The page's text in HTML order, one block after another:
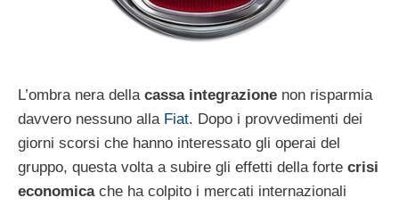
L’ombra nera della cassa integrazione non risparmia
davvero nessuno alla Fiat. Dopo i provvedimenti dei
giorni scorsi che hanno interessato gli operai del
gruppo, questa volta a subire gli effetti della forte crisi
economica che ha colpito i mercati internazionali